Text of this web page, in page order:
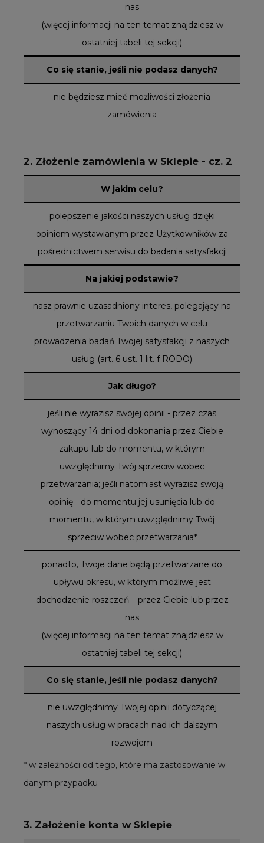
nas
(więcej informacji na ten temat znajdziesz w
ostatniej tabeli tej sekcji)
Co się stanie, jeśli nie podasz danych?
nie będziesz mieć możliwości złożenia
zamówienia
2. Złożenie zamówienia w Sklepie - cz. 2
W jakim celu?
polepszenie jakości naszych usług dzięki
opiniom wystawianym przez Użytkowników za
pośrednictwem serwisu do badania satysfakcji
Na jakiej podstawie?
nasz prawnie uzasadniony interes, polegający na
przetwarzaniu Twoich danych w celu
prowadzenia badań Twojej satysfakcji z naszych
usług (art. 6 ust. 1 lit. f RODO)
Jak długo?
jeśli nie wyrazisz swojej opinii - przez czas
wynoszący 14 dni od dokonania przez Ciebie
zakupu lub do momentu, w którym
uwzględnimy Twój sprzeciw wobec
przetwarzania; jeśli natomiast wyrazisz swoją
opinię - do momentu jej usunięcia lub do
momentu, w którym uwzględnimy Twój
sprzeciw wobec przetwarzania*
ponadto, Twoje dane będą przetwarzane do
upływu okresu, w którym możliwe jest
dochodzenie roszczeń – przez Ciebie lub przez
nas
(więcej informacji na ten temat znajdziesz w
ostatniej tabeli tej sekcji)
Co się stanie, jeśli nie podasz danych?
nie uwzględnimy Twojej opinii dotyczącej
naszych usług w pracach nad ich dalszym
rozwojem
* w zależności od tego, które ma zastosowanie w
danym przypadku
3. Założenie konta w Sklepie